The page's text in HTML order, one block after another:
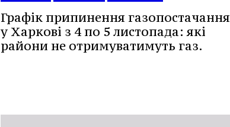
Графік припинення газопостачання
у Харкові з 4 по 5 листопада: які
райони не отримуватимуть газ.